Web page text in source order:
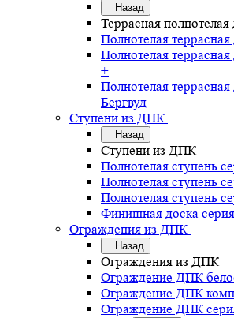
Назад
Террасная
Полнотелая
Полнотелая
+
Полнотелая террасная
Бергвуд
Ступени из ДПК
Назад
Ступени из ДПК
Полнотелая ступень
Полнотелая ступень
Полнотелая ступень
Финишная доска
Ограждения из ДПК
Назад
Ограждения из ДПК
Ограждение ДПК
Ограждение ДПК
Ограждение ДПК